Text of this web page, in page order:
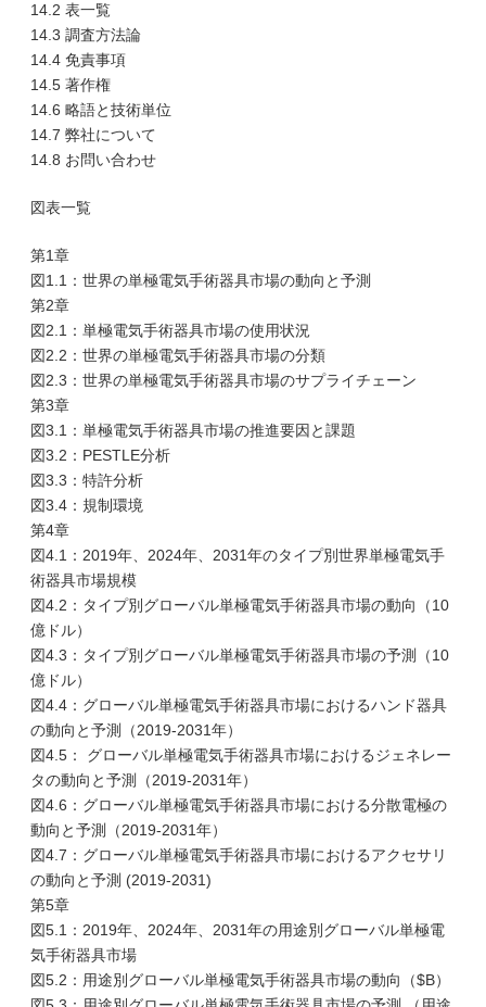
14.2 表一覧
14.3 調査方法論
14.4 免責事項
14.5 著作権
14.6 略語と技術単位
14.7 弊社について
14.8 お問い合わせ
図表一覧
第1章
図1.1：世界の単極電気手術器具市場の動向と予測
第2章
図2.1：単極電気手術器具市場の使用状況
図2.2：世界の単極電気手術器具市場の分類
図2.3：世界の単極電気手術器具市場のサプライチェーン
第3章
図3.1：単極電気手術器具市場の推進要因と課題
図3.2：PESTLE分析
図3.3：特許分析
図3.4：規制環境
第4章
図4.1：2019年、2024年、2031年のタイプ別世界単極電気手
術器具市場規模
図4.2：タイプ別グローバル単極電気手術器具市場の動向（10
億ドル）
図4.3：タイプ別グローバル単極電気手術器具市場の予測（10
億ドル）
図4.4：グローバル単極電気手術器具市場におけるハンド器具
の動向と予測（2019-2031年）
図4.5： グローバル単極電気手術器具市場におけるジェネレー
タの動向と予測（2019-2031年）
図4.6：グローバル単極電気手術器具市場における分散電極の
動向と予測（2019-2031年）
図4.7：グローバル単極電気手術器具市場におけるアクセサリ
の動向と予測 (2019-2031)
第5章
図5.1：2019年、2024年、2031年の用途別グローバル単極電
気手術器具市場
図5.2：用途別グローバル単極電気手術器具市場の動向（$B）